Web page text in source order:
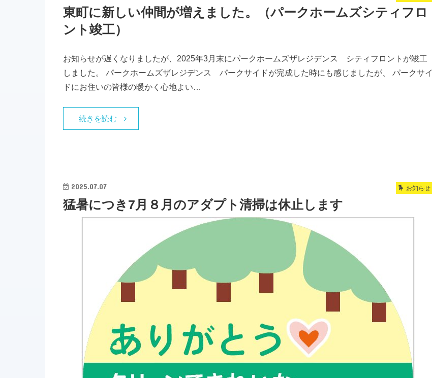
東町に新しい仲間が増えました。（パークホームズシティフロ
ント竣工）
お知らせが遅くなりましたが、2025年3月末にパークホームズザレジデンス シティフロントが竣工
しました。 パークホームズザレジデンス パークサイドが完成した時にも感じましたが、 パークサイ
ドにお住いの皆様の暖かく心地よい…
続きを読む
2025.07.07 お知らせ
猛暑につき7月８月のアダプト清掃は休止します